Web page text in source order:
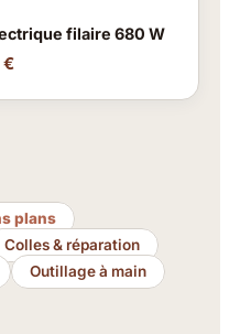
filaire 680 W
€
plans
Colles & réparation
Outillage à main